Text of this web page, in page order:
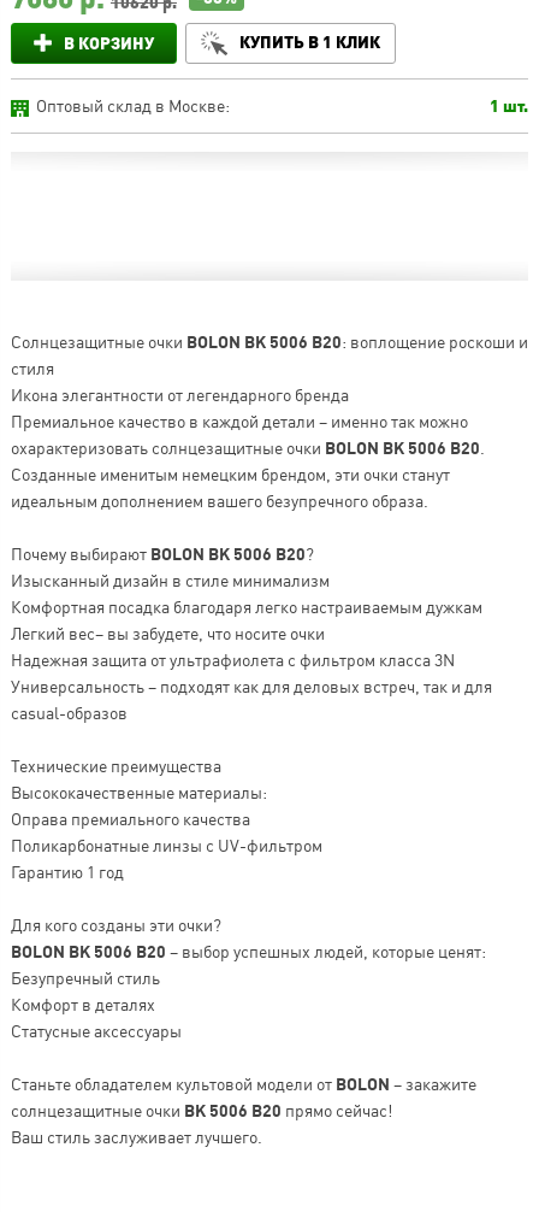
В КОРЗИНУ КУПИТЬ В 1 КЛИК
Оптовый склад в Москве: 1 шт.
Солнцезащитные очки BOLON BK 5006 B20: воплощение роскоши и
стиля
Икона элегантности от легендарного бренда
Премиальное качество в каждой детали – именно так можно
охарактеризовать солнцезащитные очки BOLON BK 5006 B20.
Созданные именитым немецким брендом, эти очки станут
идеальным дополнением вашего безупречного образа.
Почему выбирают BOLON BK 5006 B20?
Изысканный дизайн в стиле минимализм
Комфортная посадка благодаря легко настраиваемым дужкам
Легкий вес– вы забудете, что носите очки
Надежная защита от ультрафиолета с фильтром класса 3N
Универсальность – подходят как для деловых встреч, так и для
casual-образов
Технические преимущества
Высококачественные материалы:
Оправа премиального качества
Поликарбонатные линзы с UV-фильтром
Гарантию 1 год
Для кого созданы эти очки?
BOLON BK 5006 B20 – выбор успешных людей, которые ценят:
Безупречный стиль
Комфорт в деталях
Статусные аксессуары
Станьте обладателем культовой модели от BOLON – закажите
солнцезащитные очки BK 5006 B20 прямо сейчас!
Ваш стиль заслуживает лучшего.